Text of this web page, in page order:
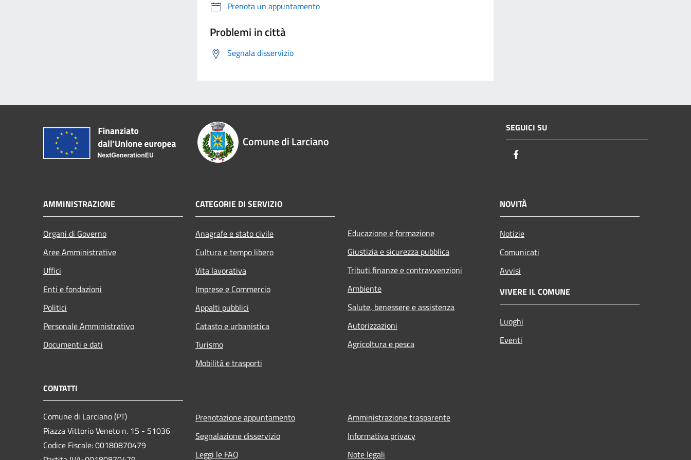
Prenota un appuntamento
Problemi in città
Segnala disservizio
Comune di Larciano
SEGUICI SU
AMMINISTRAZIONE
Organi di Governo
Aree Amministrative
Uffici
Enti e fondazioni
Politici
Personale Amministrativo
Documenti e dati
CATEGORIE DI SERVIZIO
Anagrafe e stato civile
Cultura e tempo libero
Vita lavorativa
Imprese e Commercio
Appalti pubblici
Catasto e urbanistica
Turismo
Mobilità e trasporti
Educazione e formazione
Giustizia e sicurezza pubblica
Tributi,finanze e contravvenzioni
Ambiente
Salute, benessere e assistenza
Autorizzazioni
Agricoltura e pesca
NOVITÀ
Notizie
Comunicati
Avvisi
VIVERE IL COMUNE
Luoghi
Eventi
CONTATTI
Comune di Larciano (PT)
Piazza Vittorio Veneto n. 15 - 51036
Codice Fiscale: 00180870479
Prenotazione appuntamento
Segnalazione disservizio
Leggi le FAQ
Amministrazione trasparente
Informativa privacy
Note legali